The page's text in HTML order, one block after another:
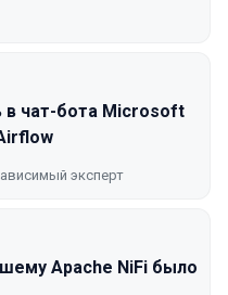
в чат-бота Microsoft
эксперт
Apache NiFi было